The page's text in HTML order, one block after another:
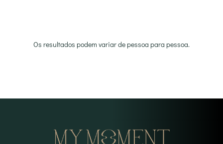
Os resultados podem variar de pessoa para pessoa.